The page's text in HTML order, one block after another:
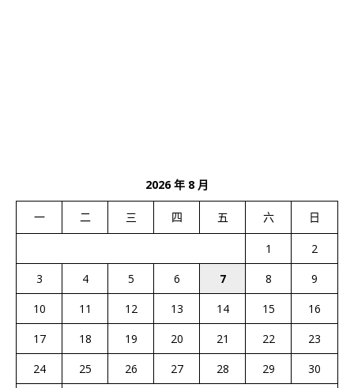
2026 年 8 月
一 二 三 四 五 六 日
1
2
3
4 5 6 7 8
9
10
11 12 13 14 15
16
17
18 19 20 21 22
23
24
25 26 27 28 29
30